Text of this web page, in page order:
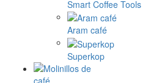
Smart Coffee Tools
Aram café
Superkop